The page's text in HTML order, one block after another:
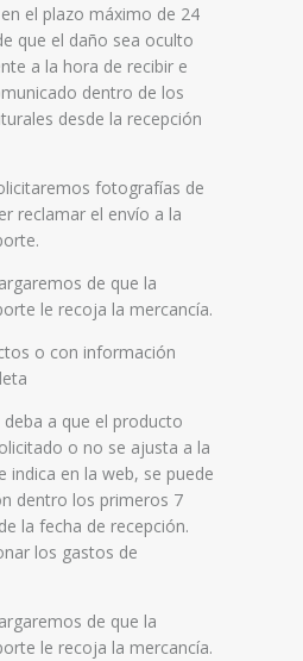
en el plazo máximo de 24
que el daño sea oculto
a la hora de recibir e
dentro de los
desde la recepción
fotografías de
reclamar el envío a la
de que la
le recoja la mercancía.
o con información
a que el producto
o no se ajusta a la
indica en la web, se puede
dentro los primeros 7
la fecha de recepción.
los gastos de
de que la
le recoja la mercancía.